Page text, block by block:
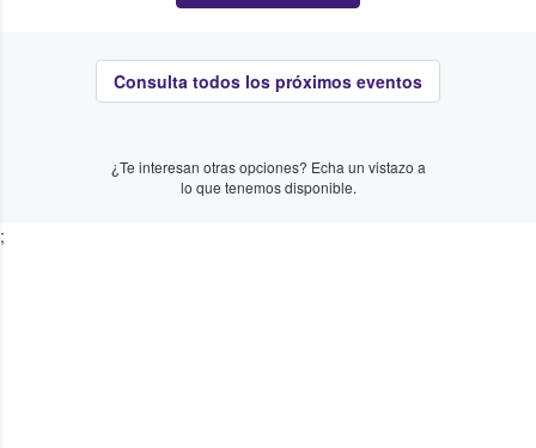
Consulta todos los próximos eventos
¿Te interesan otras opciones? Echa un vistazo a
lo que tenemos disponible.
;